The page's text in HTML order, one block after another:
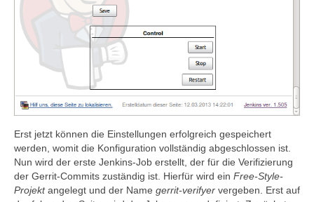
Erst jetzt können die Einstellungen erfolgreich gespeichert
werden, womit die Konfiguration vollständig abgeschlossen ist.
Nun wird der erste Jenkins-Job erstellt, der für die Verifizierung
der Gerrit-Commits zuständig ist. Hierfür wird ein Free-Style-
Projektangelegt und der Name gerrit-verifyer vergeben. Erst auf